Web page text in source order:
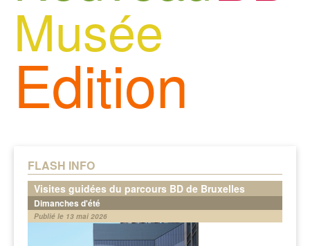
FLASH INFO
Visites guidées du parcours BD de Bruxelles
Dimanches d'été
Publié le 13 mai 2026
Musée
Edition